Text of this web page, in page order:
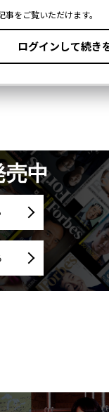
売中